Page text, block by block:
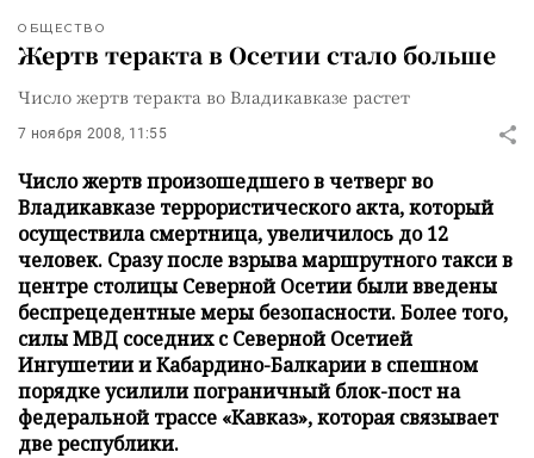
ОБЩЕСТВО
Жертв теракта в Осетии стало больше
Число жертв теракта во Владикавказе растет
7 ноября 2008, 11:55
Число жертв произошедшего в четверг во
Владикавказе террористического акта, который
осуществила смертница, увеличилось до 12
человек. Сразу после взрыва маршрутного такси в
центре столицы Северной Осетии были введены
беспрецедентные меры безопасности. Более того,
силы МВД соседних с Северной Осетией
Ингушетии и Кабардино-Балкарии в спешном
порядке усилили пограничный блок-пост на
федеральной трассе «Кавказ», которая связывает
две республики.